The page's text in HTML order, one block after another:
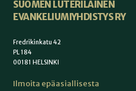
SUOMEN LUTERILAINEN
EVANKELIUMIYHDISTYS RY
Fredrikinkatu 42
PL 184
00181 HELSINKI
Ilmoita epäasiallisesta